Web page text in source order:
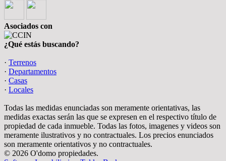
Asociados con
¿Qué estás buscando?
· Terrenos
· Departamentos
· Casas
· Locales
Todas las medidas enunciadas son meramente orientativas, las
medidas exactas serán las que se expresen en el respectivo título de
propiedad de cada inmueble. Todas las fotos, imagenes y videos son
meramente ilustrativos y no contractuales. Los precios enunciados
son meramente orientativos y no contractuales.
© 2026 O'domo propiedades.